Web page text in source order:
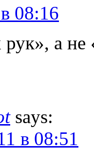
08:16
а не
says:
в 08:51